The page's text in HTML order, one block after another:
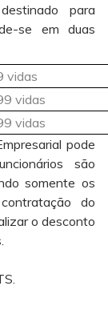
para
se em duas
vidas
vidas
vidas
pode
são
somente os
do
o desconto